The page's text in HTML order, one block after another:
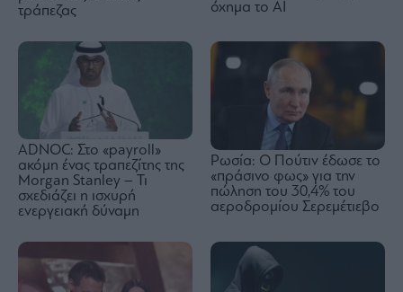
τράπεζας
όχημα το AI
ADNOC: Στο «payroll»
ακόμη ένας τραπεζίτης της
Morgan Stanley – Τι
σχεδιάζει η ισχυρή
ενεργειακή δύναμη
Ρωσία: Ο Πούτιν έδωσε το
«πράσινο φως» για την
πώληση του 30,4% του
αεροδρομίου Σερεμέτιεβο